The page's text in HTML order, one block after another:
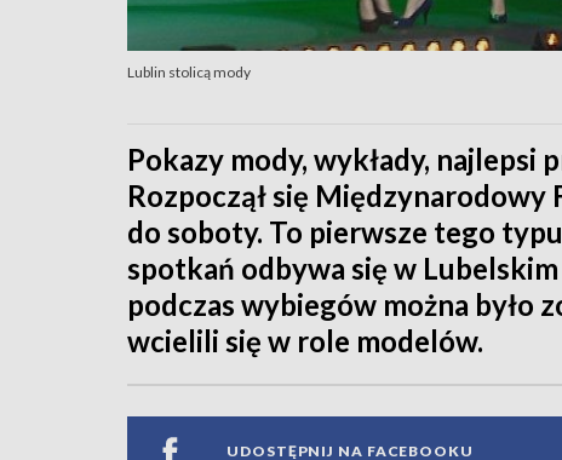
Lublin stolicą mody
Pokazy mody, wykłady, najlepsi
Rozpoczął się
do soboty. To pierwsze tego
spotkań odbywa się w
podczas wybiegów można było
wcielili się w role modelów.
UDOSTĘPNIJ NA FACEBOOKU